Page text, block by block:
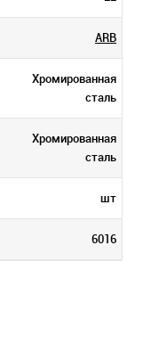
ARB
Хромированная
сталь
Хромированная
сталь
шт
6016